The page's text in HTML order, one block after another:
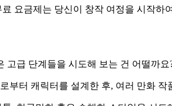
요금제는 당신이 창작 여정을 시작
고급 단계들을 시도해 보는 건 어떨까요
부터 캐릭터를 설계한 후, 여러 만화 작